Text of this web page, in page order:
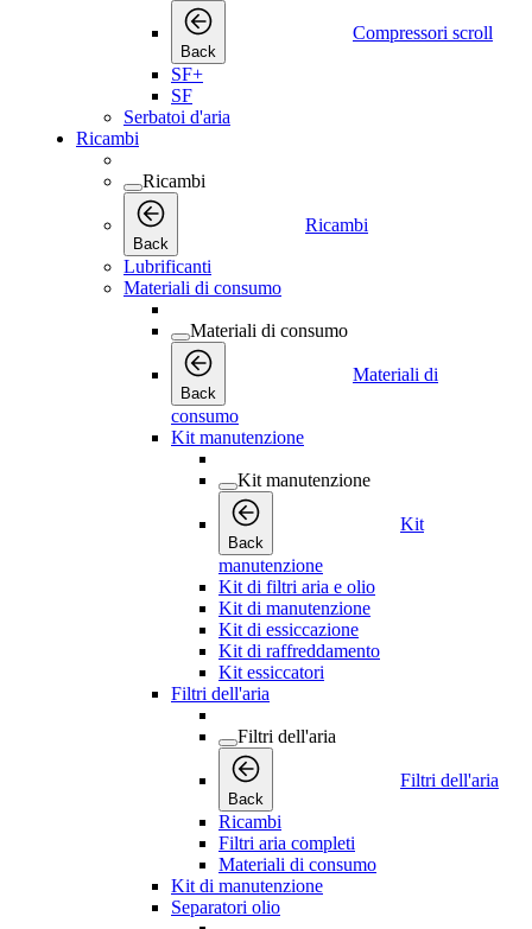
Back
Compressori scroll
SF+
SF
Serbatoi d'aria
Ricambi
Ricambi
Back
Ricambi
Lubrificanti
Materiali di consumo
Materiali di consumo
Back
Materiali di
consumo
Kit manutenzione
Kit manutenzione
Back
Kit
manutenzione
Kit di filtri aria e olio
Kit di manutenzione
Kit di essiccazione
Kit di raffreddamento
Kit essiccatori
Filtri dell'aria
Filtri dell'aria
Back
Filtri dell'aria
Ricambi
Filtri aria completi
Materiali di consumo
Kit di manutenzione
Separatori olio